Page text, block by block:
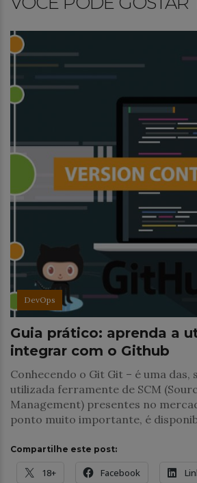
DevOps
Guia prático: aprenda a
integrar com o Github
Conhecendo o Git Git – é uma das,
utilizada ferramente de SCM
Management) presentes no
ponto muito importante, é
Compartilhe este post:
18+ Facebook